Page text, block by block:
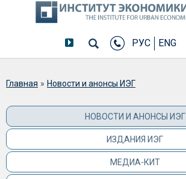
РУС ENG
Вы здесь
Главная » Новости и анонсы ИЭГ
НОВОСТИ И АНОНСЫ ИЭГ
ИЗДАНИЯ ИЭГ
МЕДИА-КИТ